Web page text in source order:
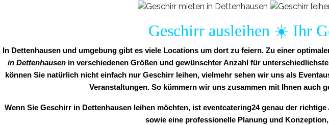
Geschirr ausleihen ☀️ Ihr
In Dettenhausen und umgebung gibt es viele Locations um dort zu feiern. Zu einer
in Dettenhausen in verschiedenen Größen und gewünschter Anzahl für
können Sie natürlich nicht einfach nur Geschirr leihen, vielmehr sehen wir uns als
Veranstaltungen. So kümmern wir uns zusammen mit Ihnen auch
Wenn Sie Geschirr in Dettenhausen leihen möchten, ist eventcatering24 genau der
sowie eine professionelle Planung und